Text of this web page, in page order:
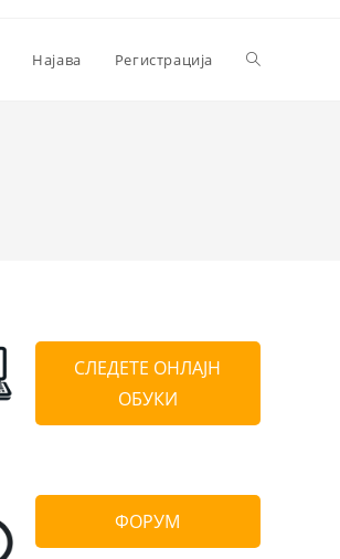
Најава Регистрација
СЛЕДЕТЕ ОНЛАЈН
ОБУКИ
ФОРУМ